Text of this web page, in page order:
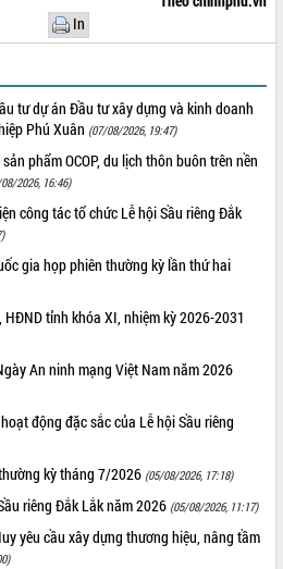
In
tư dự án Đầu tư xây dựng và kinh doanh
Phú Xuân (07/08/2026, 19:47)
phẩm OCOP, du lịch thôn buôn trên nền
2026, 16:46)
công tác tổ chức Lễ hội Sầu riêng Đắk
gia họp phiên thường kỳ lần thứ hai
tỉnh khóa XI, nhiệm kỳ 2026-2031
An ninh mạng Việt Nam năm 2026
động đặc sắc của Lễ hội Sầu riêng
kỳ tháng 7/2026 (05/08/2026, 17:18)
riêng Đắk Lắk năm 2026 (05/08/2026, 11:17)
yêu cầu xây dựng thương hiệu, nâng tầm